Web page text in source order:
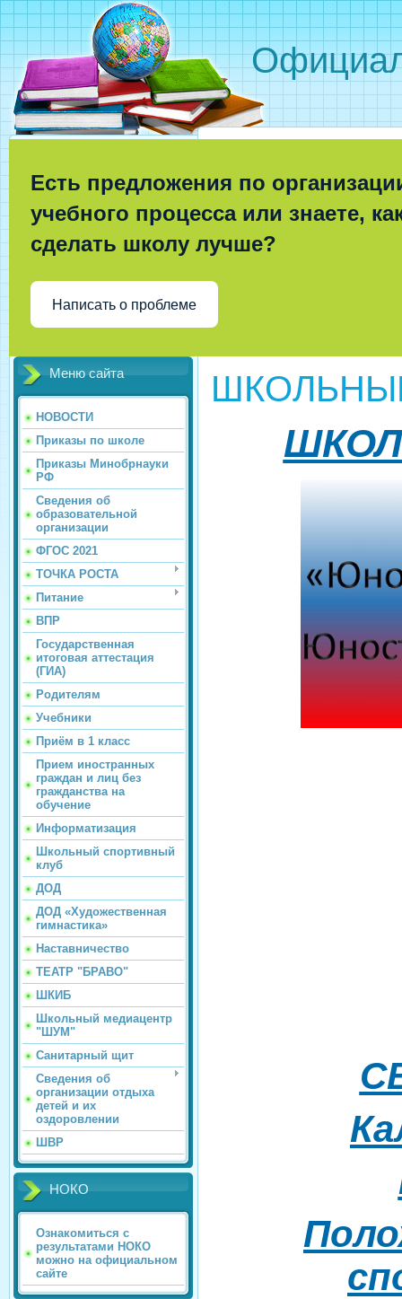
Есть предложения по
учебного процесса или знаете,
сделать школу лучше?
Написать о проблеме
Меню сайта
НОВОСТИ
Приказы по школе
Приказы Минобрнауки
РФ
Сведения об
образовательной
организации
ФГОС 2021
ТОЧКА РОСТА
Питание
ВПР
Государственная
итоговая аттестация
(ГИА)
Родителям
Учебники
Приём в 1 класс
Прием иностранных
граждан и лиц без
гражданства на
обучение
Информатизация
Школьный спортивный
клуб
ДОД
ДОД «Художественная
гимнастика»
Наставничество
ТЕАТР "БРАВО"
ШКИБ
Школьный медиацентр
"ШУМ"
Санитарный щит
Сведения об
организации отдыха
детей и их
оздоровлении
ШВР
НОКО
Ознакомиться с
результатами НОКО
можно на официальном
сайте